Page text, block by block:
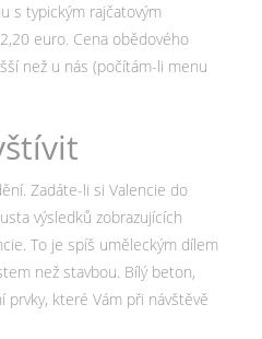
s typickým rajčatovým
euro. Cena obědového
než u nás (počítám-li menu
Zadáte-li si Valencie do
výsledků zobrazujících
To je spíš uměleckým dílem
než stavbou. Bílý beton,
prvky, které Vám při návštěvě